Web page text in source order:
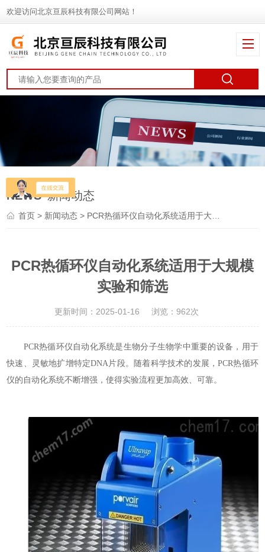
欢迎访问北京亘辰科技有限公司网站！
NEWS 新闻动态
首页 > 新闻动态 > PCR热循环仪自动化系统适用于大规模实验和筛选
PCR热循环仪自动化系统适用于大规模
实验和筛选
更新时间：2025-01-16 浏览：962次
PCR热循环仪自动化系统是生物分子生物学中重要的设备，用于
快速、灵敏地扩增特定DNA片段。随着科学技术的发展，PCR热循环
仪的自动化系统不断增强，使得实验流程更加高效、可靠。